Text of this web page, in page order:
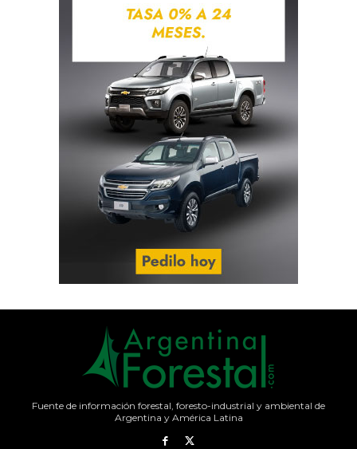
Fuente de información forestal, foresto-industrial y ambiental de
Argentina y América Latina